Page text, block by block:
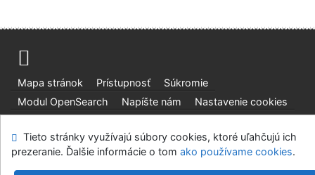
Mapa stránok Prístupnosť
Súkromie
Modul OpenSearch
Napíšte nám Nastavenie cookies
Slovenská lesnícka a drevárska knižnica pri Technickej
univerzite vo Zvolene
©1993-2026IPACv.4.8.63a-Cosmotron Slovakia, s.r.o.
Tieto stránky využívajú súbory cookies, ktoré uľahčujú ich
prezeranie. Ďalšie informácie o tom ako používame cookies.